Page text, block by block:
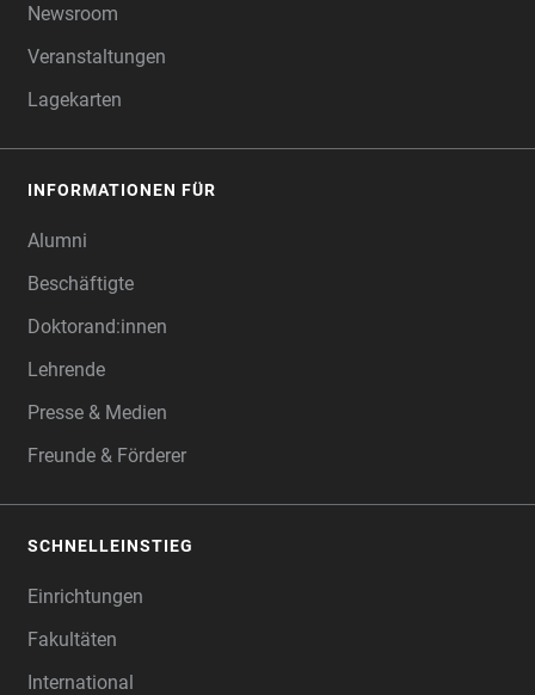
Newsroom
Veranstaltungen
Lagekarten
INFORMATIONEN FÜR
Alumni
Beschäftigte
Doktorand:innen
Lehrende
Presse & Medien
Freunde & Förderer
SCHNELLEINSTIEG
Einrichtungen
Fakultäten
International